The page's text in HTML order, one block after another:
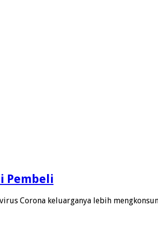
Pembeli
Corona keluarganya lebih